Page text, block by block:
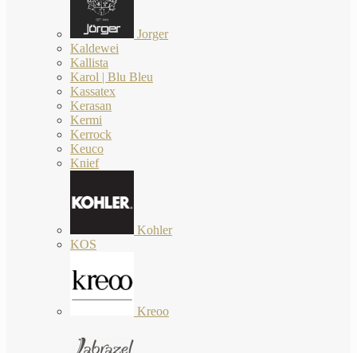
Jorger
Kaldewei
Kallista
Karol | Blu Bleu
Kassatex
Kerasan
Kermi
Kerrock
Keuco
Knief
Kohler
KOS
Kreoo